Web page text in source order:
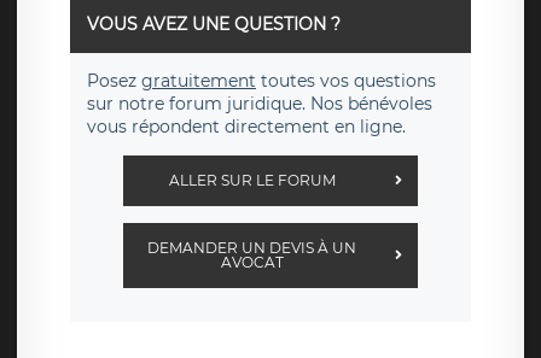
VOUS AVEZ UNE QUESTION ?
Posez gratuitement toutes vos questions
sur notre forum juridique. Nos bénévoles
vous répondent directement en ligne.
ALLER SUR LE FORUM
DEMANDER UN DEVIS À UN
AVOCAT